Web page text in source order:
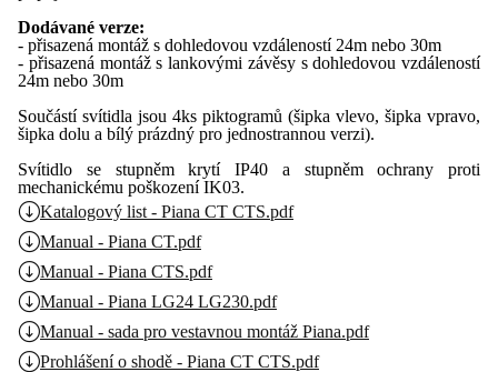
Dodávané verze:
- přisazená montáž s dohledovou vzdáleností 24m nebo 30m
- přisazená montáž s lankovými závěsy s dohledovou vzdáleností
24m nebo 30m
Součástí svítidla jsou 4ks piktogramů (šipka vlevo, šipka vpravo,
šipka dolu a bílý prázdný pro jednostrannou verzi).
Svítidlo se stupněm krytí IP40 a stupněm ochrany proti
mechanickému poškození IK03.
Katalogový list - Piana CT CTS.pdf
Manual - Piana CT.pdf
Manual - Piana CTS.pdf
Manual - Piana LG24 LG230.pdf
Manual - sada pro vestavnou montáž Piana.pdf
Prohlášení o shodě - Piana CT CTS.pdf